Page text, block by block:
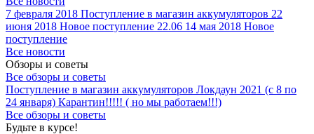
7 февраля 2018 Поступление в магазин аккумуляторов 22
июня 2018 Новое поступление 22.06 14 мая 2018 Новое
поступление
Все новости
Обзоры и советы
Все обзоры и советы
Поступление в магазин аккумуляторов Локдаун 2021 (с 8 по
24 января) Карантин!!!!! ( но мы работаем!!!)
Все обзоры и советы
Будьте в курсе!